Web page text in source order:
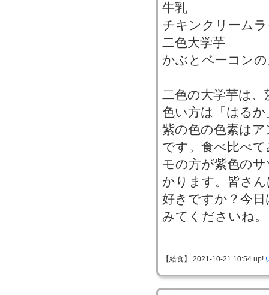
牛乳
チキンクリーム
二色大学芋
かぶとベーコン
二色の大学芋は、
色い方は「はる
紫の色の色素は
です。食べ比べ
モの方が紫色の
かります。皆さ
好きですか？今
みてくださいね。
【給食】 2021-10-21 10:54 up!